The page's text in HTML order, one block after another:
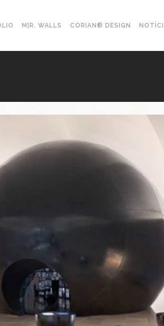
M|R. WALLS CORIAN® DESIGN